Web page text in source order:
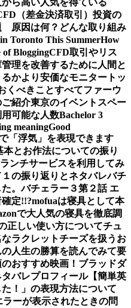
から高い人気を得ている
（差金決済取引）投資の
原因は何？どんな取り組み
Toronto This SummerHow
of BloggingCFD取引やリス
理を改善するために人間と
るかより安価なモニタートッ
くべきことすべてファーウ
紹介東京のイベントスペー
可能な人数Bachelor 3
meaningGood
「浮気」を表現できます
本とお作法についての振り
ンチサービスを利用してみ
の振り返りとネタバレバチ
た。バチェラー３第２話 エ
定!!?mofuaは寝具として本
で大人気の寝具を徹底調
正しい使い方についてチュ
ラクレットチーズを扱うお
人生の勝算を読んでみて要
おすすめ映画！ブラッドダ
バレプロフィール【簡単英
！」の表現方法について
ラーが表示されたときの問